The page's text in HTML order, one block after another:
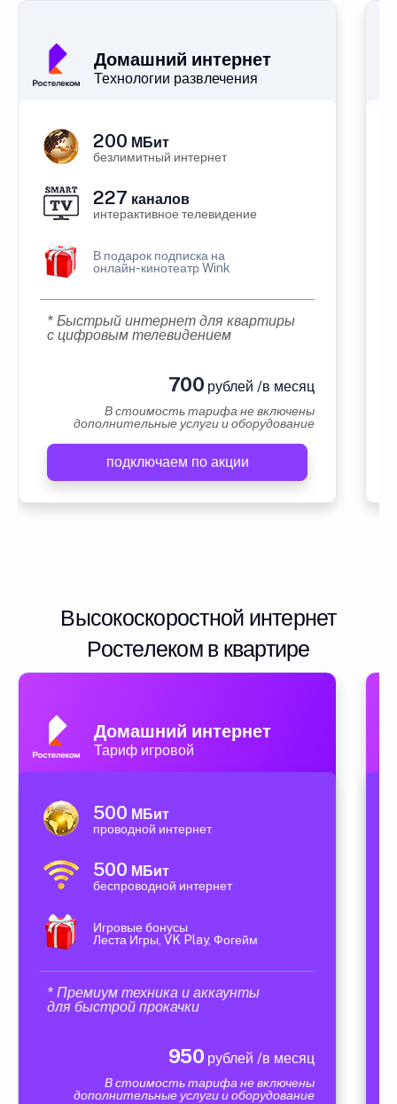
Домашний интернет
Технологии развлечения
200 МБит
безлимитный интернет
227 каналов
интерактивное телевидение
В подарок подписка на
онлайн-кинотеатр Wink
* Быстрый интернет для квартиры
с цифровым телевидением
700 рублей /в месяц
В стоимость тарифа не включены
дополнительные услуги и оборудование
подключаем по акции
Высокоскоростной интернет
Ростелеком в квартире
Домашний интернет
Тариф игровой
500 МБит
проводной интернет
500 МБит
беспроводной интернет
Игровые бонусы
Леста Игры, VK Play, Фогейм
* Премиум техника и аккаунты
для быстрой прокачки
950 рублей /в месяц
В стоимость тарифа не включены
дополнительные услуги и оборудование